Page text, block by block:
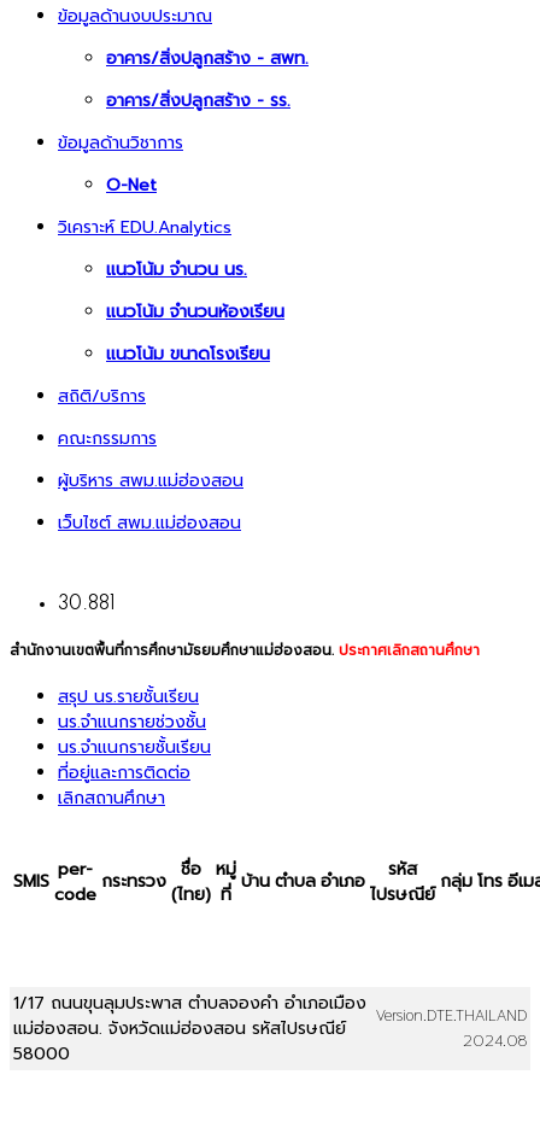
ข้อมูลด้านงบประมาณ
อาคาร/สิ่งปลูกสร้าง - สพท.
อาคาร/สิ่งปลูกสร้าง - รร.
ข้อมูลด้านวิชาการ
O-Net
วิเคราะห์ EDU.Analytics
แนวโน้ม จำนวน นร.
แนวโน้ม จำนวนห้องเรียน
แนวโน้ม ขนาดโรงเรียน
สถิติ/บริการ
คณะกรรมการ
ผู้บริหาร สพม.แม่ฮ่องสอน
เว็บไซต์ สพม.แม่ฮ่องสอน
30.881
สำนักงานเขตพื้นที่การศึกษามัธยมศึกษาแม่ฮ่องสอน. ประกาศเลิกสถานศึกษา
สรุป นร.รายชั้นเรียน
นร.จำแนกรายช่วงชั้น
นร.จำแนกรายชั้นเรียน
ที่อยู่และการติดต่อ
เลิกสถานศึกษา
SMIS per-
code
กระทรวง ชื่อ
(ไทย)
หมู่
ที่
บ้านตำบลอำเภอ
รหัส
ไปรษณีย์
กลุ่มโทรอีเม
1/17 ถนนขุนลุมประพาส ตำบลจองคำ อำเภอเมือง
แม่ฮ่องสอน. จังหวัดแม่ฮ่องสอน รหัสไปรษณีย์
58000
Version.DTE.THAILAND
2024.08